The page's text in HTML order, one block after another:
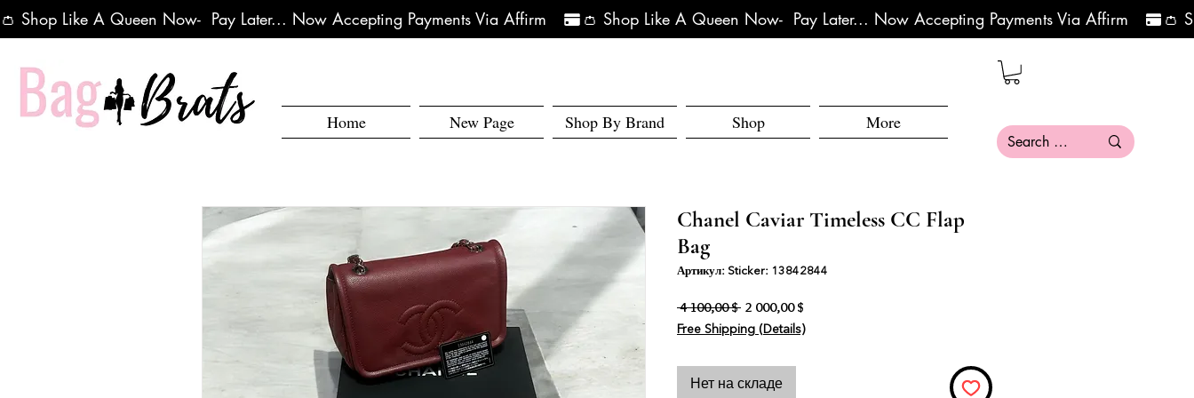
👛 Shop Like A Queen Now-  Pay Later... Now Accepting Payments Via Affirm
Home New Page Shop By Brand Shop More
Chanel Caviar Timeless CC Flap
Bag
Артикул: Sticker: 13842844
4 100,00 $ Обычная цена
2 000,00 $
Free Shipping (Details)
Нет на складе